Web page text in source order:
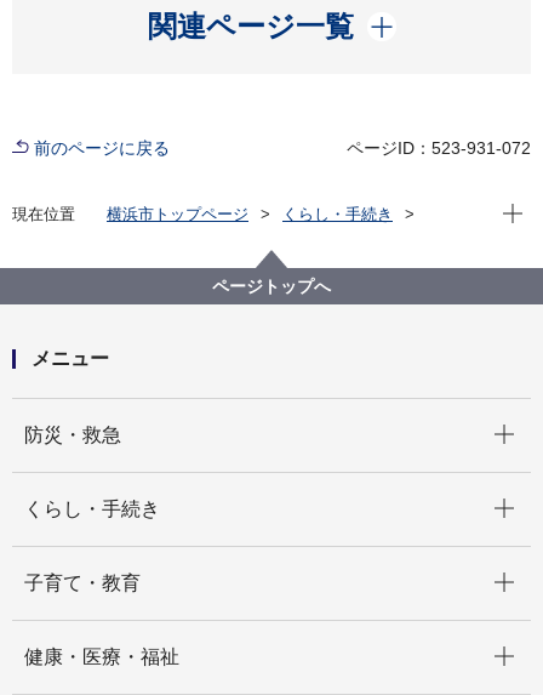
関連ページ一覧
開く
前のページに戻る ページID：523-931-072
現在位置 横浜市トップページ
くらし・手続き
神奈川区デジタルライブラリー
（１）沿岸部エリア
京急仲木戸駅（現 京急東神奈川駅）
現在
ページトップへ
メニュー
防災・救急
くらし・手続き
子育て・教育
健康・医療・福祉